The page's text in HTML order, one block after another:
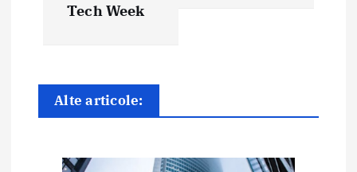
a
r
Tech Week
Alte articole: